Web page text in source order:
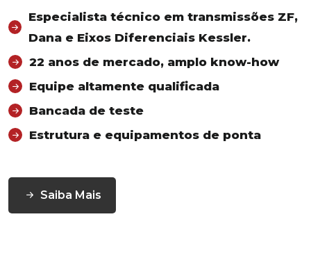
Especialista técnico em transmissões ZF,
Dana e Eixos Diferenciais Kessler.
22 anos de mercado, amplo know-how
Equipe altamente qualificada
Bancada de teste
Estrutura e equipamentos de ponta
Saiba Mais